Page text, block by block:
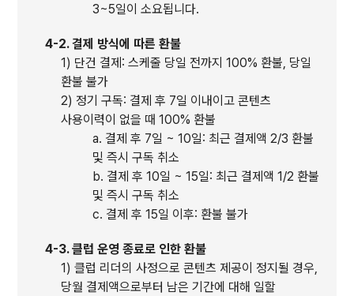
3~5일이 소요됩니다.
4-2. 결제 방식에 따른 환불
1) 단건 결제: 스케줄 당일 전까지 100% 환불, 당일
환불 불가
2) 정기 구독: 결제 후 7일 이내이고 콘텐츠
사용이력이 없을 때 100% 환불
a. 결제 후 7일 ~ 10일: 최근 결제액 2/3 환불
및 즉시 구독 취소
b. 결제 후 10일 ~ 15일: 최근 결제액 1/2 환불
및 즉시 구독 취소
c. 결제 후 15일 이후: 환불 불가
4-3. 클럽 운영 종료로 인한 환불
1) 클럽 리더의 사정으로 콘텐츠 제공이 정지될 경우,
당월 결제액으로부터 남은 기간에 대해 일할